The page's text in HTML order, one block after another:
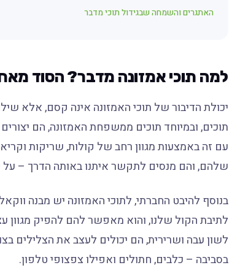
האתגרים והשמחה שבגידול תוכי מדבר
למה תוכי אמזונה מדבר? הסוד
יכולת הדיבור של תוכי האמזונה אינה קסם, אלא
תוכים, ובמיוחד תוכים ממשפחת האמזונה, הם
עם זה באמצעות מגוון רחב של קולות, שריקות
שלהם, והם מנסים לתקשר איתנו באותה הדרך – על
לתיבת הקול שלנו, והוא מאפשר להם להפיק מגוון
לשון עבה ושרירית, הם יכולים לעצב את הצלילים
בסביבה – כלבים, חתולים ואפילו צפצופי טלפון.